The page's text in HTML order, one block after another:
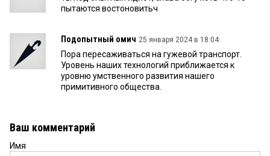
пытаются востоновитьч
Подопытный омич 25 января 2024 в 18:04:
Пора пересаживаться на гужевой транспорт.
Уровень наших технологий приближается к
уровню умственного развития нашего
примитивного общества.
Ваш комментарий
Имя